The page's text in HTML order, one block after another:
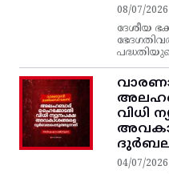
08/07/2026
ദേശീയ
വിധി
04/07/2026